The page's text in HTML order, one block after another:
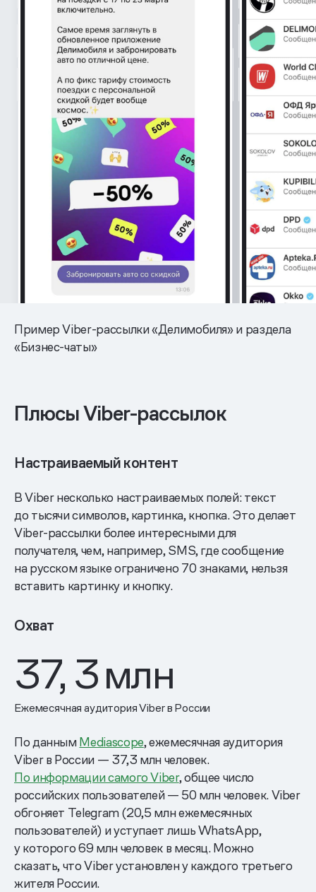
Пример Viber-рассылки «Делимобиля» и раздела
«Бизнес-чаты»
Плюсы Viber-рассылок
Настраиваемый контент
В Viber несколько настраиваемых полей: текст
до тысячи символов, картинка, кнопка. Это делает
Viber-рассылки более интересными для
получателя, чем, например, SMS, где сообщение
на русском языке ограничено 70 знаками, нельзя
вставить картинку и кнопку.
Охват
37, 3млн
Ежемесячная аудитория Viber в России
По даннымMediascope, ежемесячная аудитория
Viber в России — 37,3 млн человек.
По информации самого Viber, общее число
российских пользователей — 50 млн человек. Viber
обгоняет Telegram (20,5 млн ежемесячных
пользователей) и уступает лишь WhatsApp,
у которого 69 млн человек в месяц. Можно
сказать, что Viber установлен у каждого третьего
жителя России.